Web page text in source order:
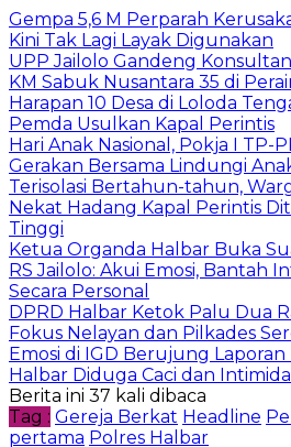
Gempa 5,6 M Perparah
Kini Tak Lagi Layak Digunakan
UPP Jailolo Gandeng
KM Sabuk Nusantara 35 di
Harapan 10 Desa di Loloda
Pemda Usulkan Kapal Perintis
Hari Anak Nasional, Pokja I TP-
Gerakan Bersama Lindungi
Terisolasi Bertahun-tahun,
Nekat Hadang Kapal Perintis
Tinggi
Ketua Organda Halbar Buka
RS Jailolo: Akui Emosi, Bantah
Secara Personal
DPRD Halbar Ketok Palu Dua
Fokus Nelayan dan Pilkades
Emosi di IGD Berujung
Halbar Diduga Caci dan
Berita ini 37 kali dibaca
Tag : Gereja Berkat Headline
pertama Polres Halbar